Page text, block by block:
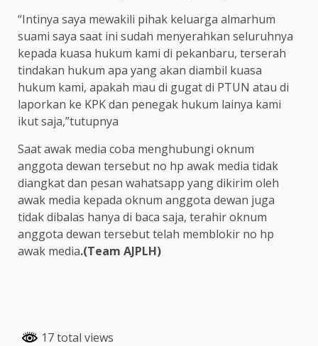
“Intinya saya mewakili pihak keluarga almarhum
suami saya saat ini sudah menyerahkan seluruhnya
kepada kuasa hukum kami di pekanbaru, terserah
tindakan hukum apa yang akan diambil kuasa
hukum kami, apakah mau di gugat di PTUN atau di
laporkan ke KPK dan penegak hukum lainya kami
ikut saja,”tutupnya
Saat awak media coba menghubungi oknum
anggota dewan tersebut no hp awak media tidak
diangkat dan pesan wahatsapp yang dikirim oleh
awak media kepada oknum anggota dewan juga
tidak dibalas hanya di baca saja, terahir oknum
anggota dewan tersebut telah memblokir no hp
awak media.(Team AJPLH)
17 total views